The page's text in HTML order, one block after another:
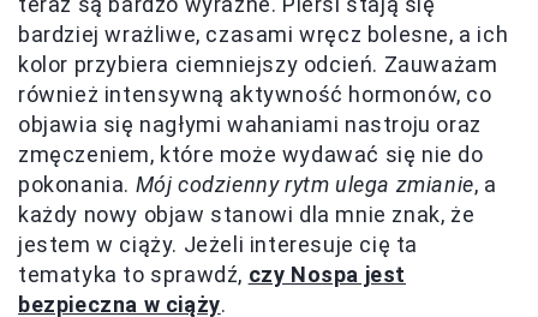
bardziej wrażliwe, czasami wręcz bolesne, a ich
kolor przybiera ciemniejszy odcień. Zauważam
również intensywną aktywność hormonów, co
objawia się nagłymi wahaniami nastroju oraz
zmęczeniem, które może wydawać się nie do
pokonania. Mój codzienny rytm ulega zmianie, a
każdy nowy objaw stanowi dla mnie znak, że
jestem w ciąży. Jeżeli interesuje cię ta
tematyka to sprawdź, czy Nospa jest
bezpieczna w ciąży.